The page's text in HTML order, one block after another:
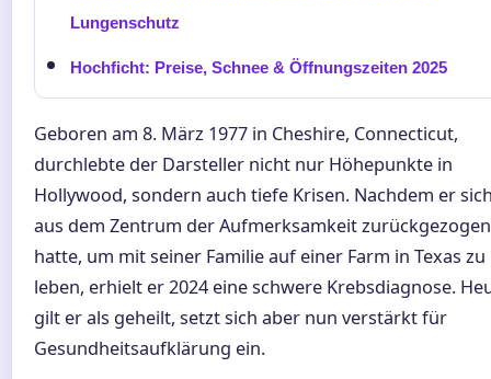
Lungenschutz
Hochficht: Preise, Schnee & Öffnungszeiten 2025
Geboren am 8. März 1977 in Cheshire, Connecticut,
durchlebte der Darsteller nicht nur Höhepunkte in
Hollywood, sondern auch tiefe Krisen. Nachdem er
aus dem Zentrum der Aufmerksamkeit zurückgezogen
hatte, um mit seiner Familie auf einer Farm in Texas zu
leben, erhielt er 2024 eine schwere Krebsdiagnose.
gilt er als geheilt, setzt sich aber nun verstärkt für
Gesundheitsaufklärung ein.